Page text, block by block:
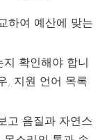
하여 예산에 맞는
확인해야 합니
, 지원 언어 목록
고 음질과 자연스